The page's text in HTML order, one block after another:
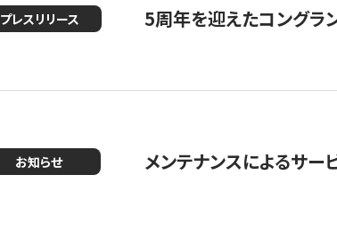
プレスリリース 5周年を迎えたコングラ
お知らせ メンテナンスによるサ